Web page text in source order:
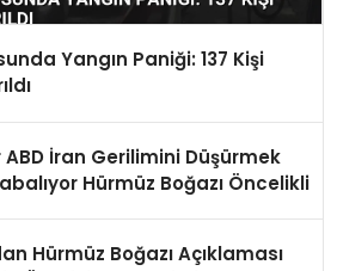
Yangın Paniği: 137 Kişi
İran Gerilimini Düşürmek
Hürmüz Boğazı Öncelikli
Hürmüz Boğazı Açıklaması